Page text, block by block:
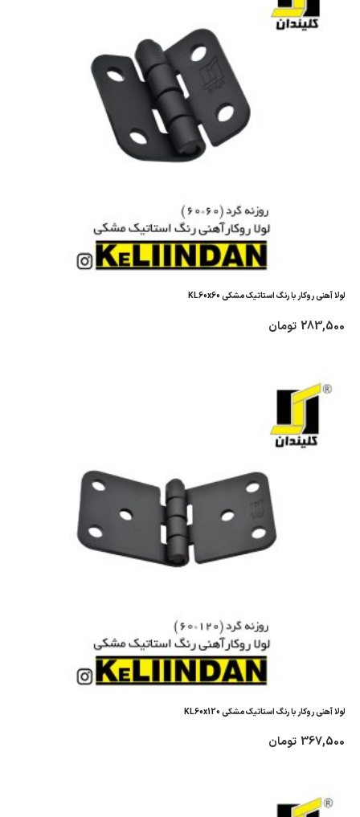
لولا آهنی روکار با رنگ استاتیک مشکی KL60x60
283,500 تومان
لولا آهنی روکار با رنگ استاتیک مشکی KL60x120
367,500 تومان